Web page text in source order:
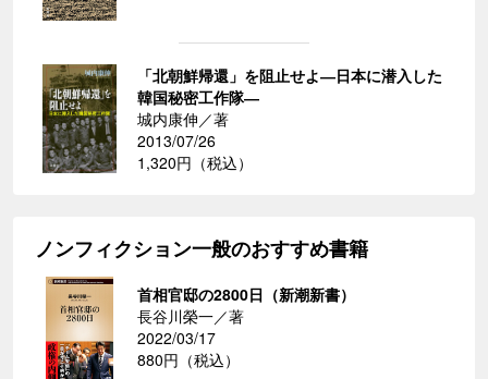
「北朝鮮帰還」を阻止せよ―日本に潜入した
韓国秘密工作隊―
城内康伸／著
2013/07/26
1,320円（税込）
ノンフィクション一般のおすすめ書籍
首相官邸の2800日（新潮新書）
長谷川榮一／著
2022/03/17
880円（税込）